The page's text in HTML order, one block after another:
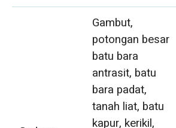
Gambut,
potongan besar
batu bara
antrasit, batu
bara padat,
tanah liat, batu
kapur, kerikil,